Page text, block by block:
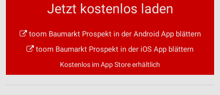
Jetzt kostenlos laden
toom Baumarkt Prospekt in der Android App blättern
toom Baumarkt Prospekt in der iOS App blättern
Kostenlos im App Store erhältlich